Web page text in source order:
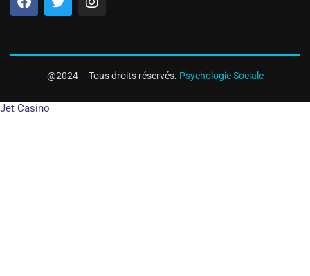
@2024 – Tous droits réservés. Psychologie Sociale
Jet Casino